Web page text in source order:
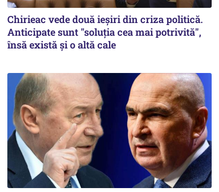
Chirieac vede două ieșiri din criza politică.
Anticipate sunt "soluția cea mai potrivită",
însă există și o altă cale